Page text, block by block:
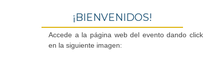
¡BIENVENIDOS!
Accede a la página web del evento dando click
en la siguiente imagen: